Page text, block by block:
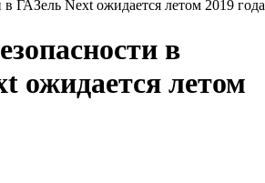
ГАЗель Next ожидается летом 2019 года
в
ожидается летом